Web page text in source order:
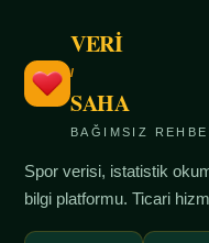
VERİ
/
SAHA
BAĞIMSIZ
Spor verisi, istatistik
bilgi platformu. Ticari